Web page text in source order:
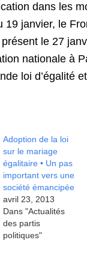
dans les
19 janvier, le
le 27
nationale à
loi d’égalité
Adoption de la loi
sur le mariage
égalitaire • Un pas
important vers une
société émancipée
avril 23, 2013
Dans "Actualités
des partis
politiques"